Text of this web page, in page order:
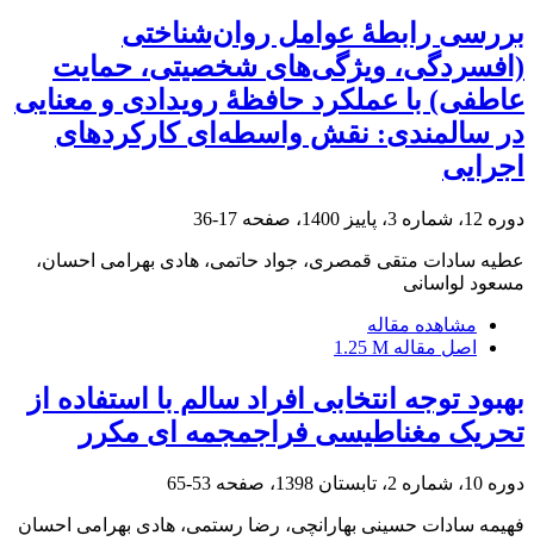
بررسی رابطۀ عوامل روان‌شناختی
(افسردگی، ویژگی‌های شخصیتی، حمایت
عاطفی) با عملکرد حافظۀ رویدادی و معنایی
در سالمندی: نقش واسطه‌ای کارکردهای
اجرایی
دوره 12، شماره 3، پاییز 1400، صفحه 17-36
عطیه سادات متقی قمصری، جواد حاتمی، هادی بهرامی احسان،
مسعود لواسانی
مشاهده مقاله
اصل مقاله 1.25 M
بهبود توجه انتخابی افراد سالم با استفاده از
تحریک مغناطیسی فراجمجمه ای مکرر
دوره 10، شماره 2، تابستان 1398، صفحه 53-65
فهیمه سادات حسینی بهارانچی، رضا رستمی، هادی بهرامی احسان